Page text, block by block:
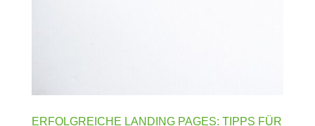
ERFOLGREICHE LANDING PAGES: TIPPS FÜR